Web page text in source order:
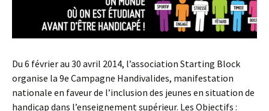
Du 6 février au 30 avril 2014, l’association Starting Block
organise la 9e Campagne Handivalides, manifestation
nationale en faveur de l’inclusion des jeunes en situation de
handicap dans l’enseignement supérieur. Les Objectifs :